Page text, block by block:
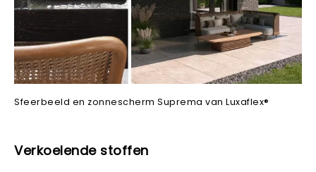
Sfeerbeeld en zonnescherm Suprema van Luxaflex®
Verkoelende stoffen